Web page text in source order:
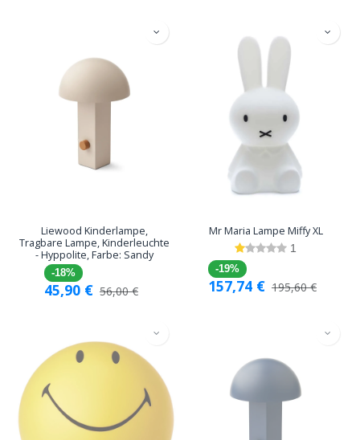
Liewood Kinderlampe,
Tragbare Lampe, Kinderleuchte
- Hyppolite, Farbe: Sandy
-18%
45,90 € 56,00€
Mr Maria Lampe Miffy XL
1
-19%
157,74 € 195,60€